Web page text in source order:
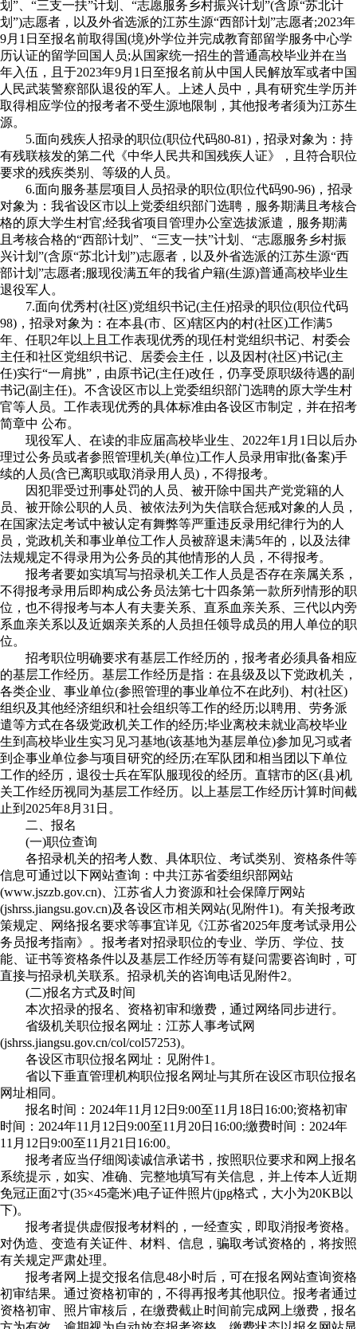
划”、“三支一扶”计划、“志愿服务乡村振兴计划”(含原“苏北计
划”)志愿者，以及外省选派的江苏生源“西部计划”志愿者;2023年
9月1日至报名前取得国(境)外学位并完成教育部留学服务中心学
历认证的留学回国人员;从国家统一招生的普通高校毕业并在当
年入伍，且于2023年9月1日至报名前从中国人民解放军或者中国
人民武装警察部队退役的军人。上述人员中，具有研究生学历并
取得相应学位的报考者不受生源地限制，其他报考者须为江苏生
源。
5.面向残疾人招录的职位(职位代码80-81)，招录对象为：持
有残联核发的第二代《中华人民共和国残疾人证》，且符合职位
要求的残疾类别、等级的人员。
6.面向服务基层项目人员招录的职位(职位代码90-96)，招录
对象为：我省设区市以上党委组织部门选聘，服务期满且考核合
格的原大学生村官;经我省项目管理办公室选拔派遣，服务期满
且考核合格的“西部计划”、“三支一扶”计划、“志愿服务乡村振
兴计划”(含原“苏北计划”)志愿者，以及外省选派的江苏生源“西
部计划”志愿者;服现役满五年的我省户籍(生源)普通高校毕业生
退役军人。
7.面向优秀村(社区)党组织书记(主任)招录的职位(职位代码
98)，招录对象为：在本县(市、区)辖区内的村(社区)工作满5
年、任职2年以上且工作表现优秀的现任村党组织书记、村委会
主任和社区党组织书记、居委会主任，以及因村(社区)书记(主
任)实行“一肩挑”，由原书记(主任)改任，仍享受原职级待遇的副
书记(副主任)。不含设区市以上党委组织部门选聘的原大学生村
官等人员。工作表现优秀的具体标准由各设区市制定，并在招考
简章中 公布。
现役军人、在读的非应届高校毕业生、2022年1月1日以后办
理过公务员或者参照管理机关(单位)工作人员录用审批(备案)手
续的人员(含已离职或取消录用人员)，不得报考。
因犯罪受过刑事处罚的人员、被开除中国共产党党籍的人
员、被开除公职的人员、被依法列为失信联合惩戒对象的人员，
在国家法定考试中被认定有舞弊等严重违反录用纪律行为的人
员，党政机关和事业单位工作人员被辞退未满5年的，以及法律
法规规定不得录用为公务员的其他情形的人员，不得报考。
报考者要如实填写与招录机关工作人员是否存在亲属关系，
不得报考录用后即构成公务员法第七十四条第一款所列情形的职
位，也不得报考与本人有夫妻关系、直系血亲关系、三代以内旁
系血亲关系以及近姻亲关系的人员担任领导成员的用人单位的职
位。
招考职位明确要求有基层工作经历的，报考者必须具备相应
的基层工作经历。基层工作经历是指：在县级及以下党政机关，
各类企业、事业单位(参照管理的事业单位不在此列)、村(社区)
组织及其他经济组织和社会组织等工作的经历;以聘用、劳务派
遣等方式在各级党政机关工作的经历;毕业离校未就业高校毕业
生到高校毕业生实习见习基地(该基地为基层单位)参加见习或者
到企事业单位参与项目研究的经历;在军队团和相当团以下单位
工作的经历，退役士兵在军队服现役的经历。直辖市的区(县)机
关工作经历视同为基层工作经历。以上基层工作经历计算时间截
止到2025年8月31日。
二、报名
(一)职位查询
各招录机关的招考人数、具体职位、考试类别、资格条件等
信息可通过以下网站查询：中共江苏省委组织部网站
(www.jszzb.gov.cn)、江苏省人力资源和社会保障厅网站
(jshrss.jiangsu.gov.cn)及各设区市相关网站(见附件1)。有关报考政
策规定、网络报名要求等事宜详见《江苏省2025年度考试录用公
务员报考指南》。报考者对招录职位的专业、学历、学位、技
能、证书等资格条件以及基层工作经历等有疑问需要咨询时，可
直接与招录机关联系。招录机关的咨询电话见附件2。
(二)报名方式及时间
本次招录的报名、资格初审和缴费，通过网络同步进行。
省级机关职位报名网址：江苏人事考试网
(jshrss.jiangsu.gov.cn/col/col57253)。
各设区市职位报名网址：见附件1。
省以下垂直管理机构职位报名网址与其所在设区市职位报名
网址相同。
报名时间：2024年11月12日9:00至11月18日16:00;资格初审
时间：2024年11月12日9:00至11月20日16:00;缴费时间：2024年
11月12日9:00至11月21日16:00。
报考者应当仔细阅读诚信承诺书，按照职位要求和网上报名
系统提示，如实、准确、完整地填写有关信息，并上传本人近期
免冠正面2寸(35×45毫米)电子证件照片(jpg格式，大小为20KB以
下)。
报考者提供虚假报考材料的，一经查实，即取消报考资格。
对伪造、变造有关证件、材料、信息，骗取考试资格的，将按照
有关规定严肃处理。
报考者网上提交报名信息48小时后，可在报名网站查询资格
初审结果。通过资格初审的，不得再报考其他职位。报考者通过
资格初审、照片审核后，在缴费截止时间前完成网上缴费，报名